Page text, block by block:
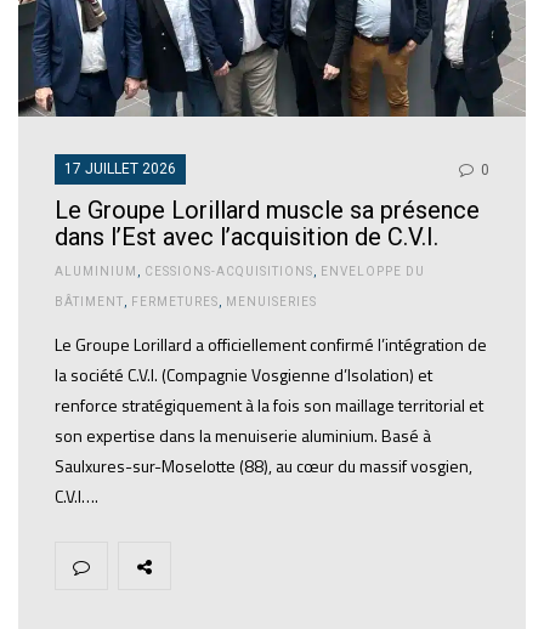
17 JUILLET 2026 0
Le Groupe Lorillard muscle sa présence
dans l’Est avec l’acquisition de C.V.I.
ALUMINIUM CESSIONS-ACQUISITIONS ENVELOPPE DU
BÂTIMENT FERMETURES MENUISERIES
Le Groupe Lorillard a officiellement confirmé l’intégration de
la société C.V.I. (Compagnie Vosgienne d’Isolation) et
renforce stratégiquement à la fois son maillage territorial et
son expertise dans la menuiserie aluminium. Basé à
Saulxures-sur-Moselotte (88), au cœur du massif vosgien,
C.V.I….